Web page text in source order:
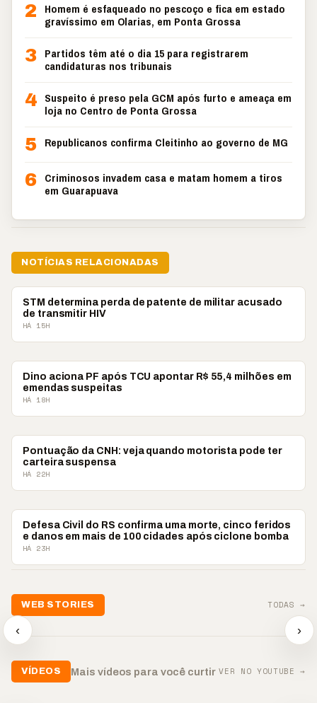
2
Homem é esfaqueado no pescoço e fica em estado
gravíssimo em Olarias, em Ponta Grossa
3 Partidos têm até o dia 15 para registrarem
candidaturas nos tribunais
4 Suspeito é preso pela GCM após furto e ameaça em
loja no Centro de Ponta Grossa
5 Republicanos confirma Cleitinho ao governo de MG
6 Criminosos invadem casa e matam homem a tiros
em Guarapuava
NOTÍCIAS RELACIONADAS
BRASIL
STM determina perda de patente de militar acusado
de transmitir HIV
HÁ 15H
BRASIL
Dino aciona PF após TCU apontar R$ 55,4 milhões em
emendas suspeitas
HÁ 18H
BRASIL
Pontuação da CNH: veja quando motorista pode ter
carteira suspensa
HÁ 22H
BRASIL
Defesa Civil do RS confirma uma morte, cinco feridos
e danos em mais de 100 cidades após ciclone bomba
HÁ 23H
WEB STORIES TODAS →
‹
📢💜 Agosto Lilás
reforça combate à
violência contra a
mulher
📢 Noite
chega
oração
›
VÍDEOS Mais vídeos para você curtir VER NO YOUTUBE →